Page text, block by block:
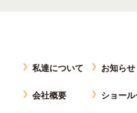
私達について
会社概要
お知らせ
ショール